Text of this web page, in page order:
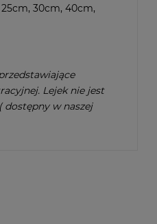
25cm, 30cm, 40cm,
Lejek nie jest
dostępny w naszej